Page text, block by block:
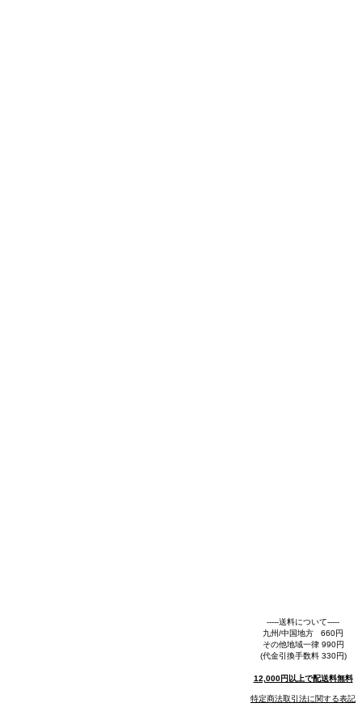
-----送料について-----
九州/中国地方 660円
その他地域一律 990円
(代金引換手数料 330円)
12,000円以上で配送料無料
特定商法取引法に関する表記